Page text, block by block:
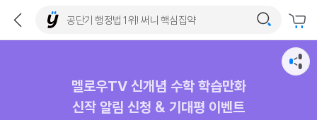
멜로우TV 신개념 수학 학습만화
신작 알림 신청 & 기대평 이벤트